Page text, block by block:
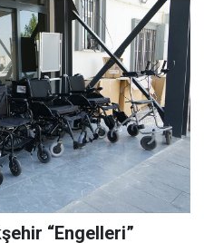
“Engelleri”